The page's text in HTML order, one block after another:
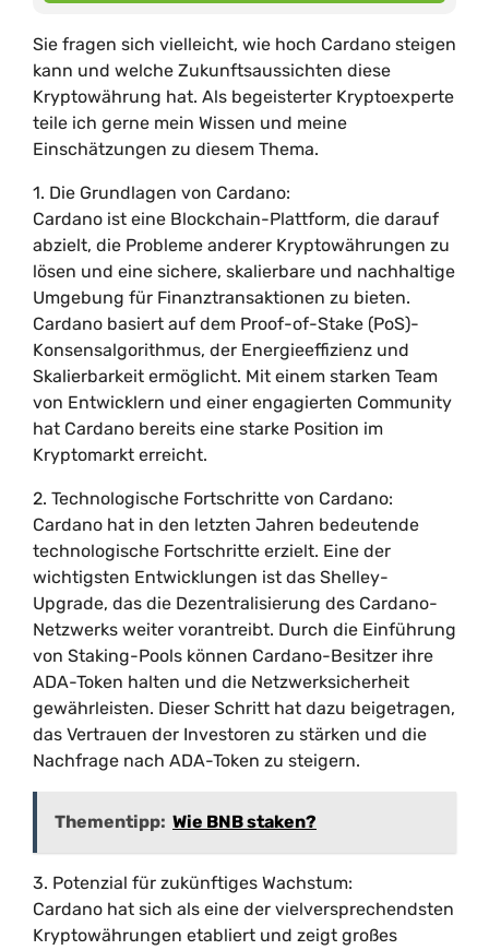
Sie fragen sich vielleicht, wie hoch Cardano steigen
kann und welche Zukunftsaussichten diese
Kryptowährung hat. Als begeisterter Kryptoexperte
teile ich gerne mein Wissen und meine
Einschätzungen zu diesem Thema.
1. Die Grundlagen von Cardano:
Cardano ist eine Blockchain-Plattform, die darauf
abzielt, die Probleme anderer Kryptowährungen zu
lösen und eine sichere, skalierbare und nachhaltige
Umgebung für Finanztransaktionen zu bieten.
Cardano basiert auf dem Proof-of-Stake (PoS)-
Konsensalgorithmus, der Energieeffizienz und
Skalierbarkeit ermöglicht. Mit einem starken Team
von Entwicklern und einer engagierten Community
hat Cardano bereits eine starke Position im
Kryptomarkt erreicht.
2. Technologische Fortschritte von Cardano:
Cardano hat in den letzten Jahren bedeutende
technologische Fortschritte erzielt. Eine der
wichtigsten Entwicklungen ist das Shelley-
Upgrade, das die Dezentralisierung des Cardano-
Netzwerks weiter vorantreibt. Durch die Einführung
von Staking-Pools können Cardano-Besitzer ihre
ADA-Token halten und die Netzwerksicherheit
gewährleisten. Dieser Schritt hat dazu beigetragen,
das Vertrauen der Investoren zu stärken und die
Nachfrage nach ADA-Token zu steigern.
Thementipp: Wie BNB staken?
3. Potenzial für zukünftiges Wachstum:
Cardano hat sich als eine der vielversprechendsten
Kryptowährungen etabliert und zeigt großes